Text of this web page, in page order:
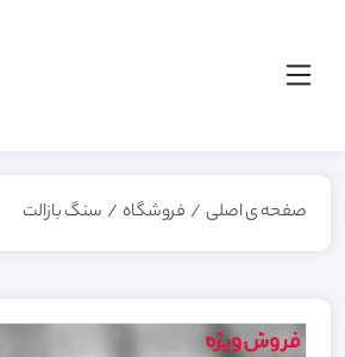
صفحه ی اصلی / فروشگاه / سنگ بازالت